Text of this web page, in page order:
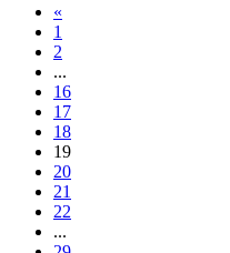
«
1
2
...
16
17
18
19
20
21
22
...